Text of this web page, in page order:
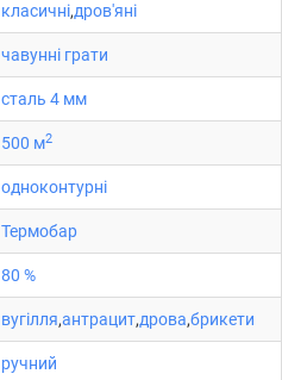
класичні,дров'яні
чавунні грати
сталь 4 мм
500 м2
одноконтурні
Термобар
80 %
вугілля,антрацит,дрова,брикети
ручний